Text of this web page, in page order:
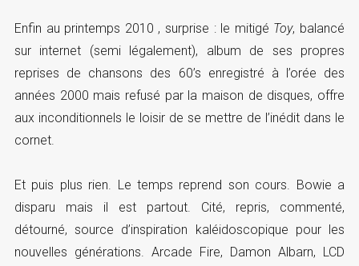
Enfin au printemps 2010 , surprise : le mitigé Toy, balancé
sur internet (semi légalement), album de ses propres
reprises de chansons des 60’s enregistré à l’orée des
années 2000 mais refusé par la maison de disques, offre
aux inconditionnels le loisir de se mettre de l’inédit dans le
cornet.
Et puis plus rien. Le temps reprend son cours. Bowie a
disparu mais il est partout. Cité, repris, commenté,
détourné, source d’inspiration kaléidoscopique pour les
nouvelles générations. Arcade Fire, Damon Albarn, LCD